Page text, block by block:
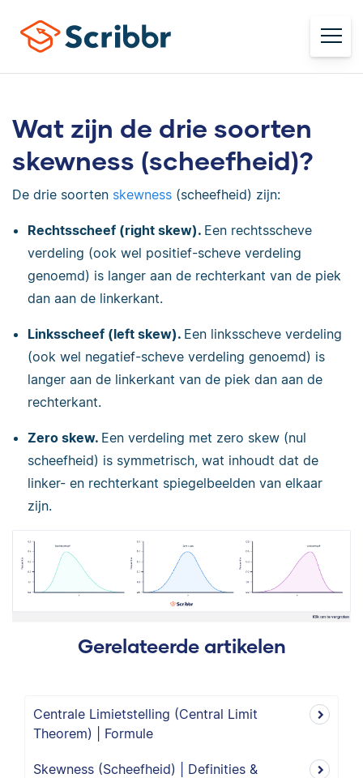
Wat zijn de drie soorten
skewness (scheefheid)?
De drie soorten skewness (scheefheid) zijn:
Rechtsscheef (right skew). Een rechtsscheve
verdeling (ook wel positief-scheve verdeling
genoemd) is langer aan de rechterkant van de piek
dan aan de linkerkant.
Linksscheef (left skew). Een linksscheve verdeling
(ook wel negatief-scheve verdeling genoemd) is
langer aan de linkerkant van de piek dan aan de
rechterkant.
Zero skew. Een verdeling met zero skew (nul
scheefheid) is symmetrisch, wat inhoudt dat de
linker- en rechterkant spiegelbeelden van elkaar
zijn.
Gerelateerde artikelen
Centrale Limietstelling (Central Limit
Theorem) | Formule
Skewness (Scheefheid) | Definities &